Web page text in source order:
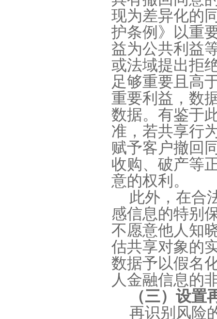
现为差异化的
护条例》以重
益为公共利益
或法域提出拒
足够重要且高
重要利益，数
数据。有鉴于
准，若共享行
赋予客户撤回
收购、破产等
意的权利。
此外，在合
感信息的特别
不愿意他人知
估共享对象的
数据予以假名
人金融信息的
（三）设
再识别风险